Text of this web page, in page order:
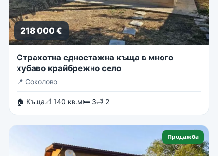
218 000 €
Страхотна едноетажна къща в много
хубаво крайбрежно село
📍 Соколово
🏠 Къща📐 140 кв.м🛏 3🛁 2
Продажба